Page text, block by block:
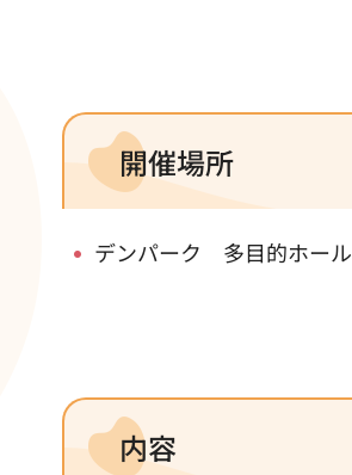
開催場所
デンパーク 多目的ホール
内容